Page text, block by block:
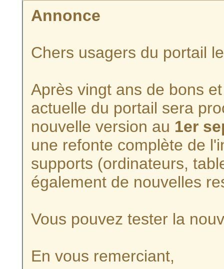
Annonce
Chers usagers du portail
Après vingt ans de bons
actuelle du portail sera
nouvelle version au 1er
une refonte complète de
supports (ordinateurs,
également de nouvelles
Vous pouvez tester la
En vous remerciant,